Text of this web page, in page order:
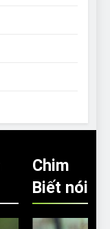
Chim
Biết nói